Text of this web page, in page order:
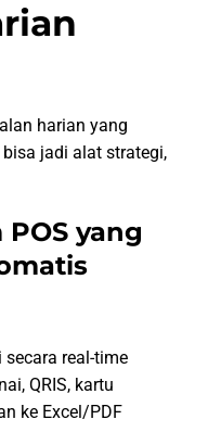
harian yang
jadi alat strategi,
POS yang
real-time
QRIS, kartu
ke Excel/PDF